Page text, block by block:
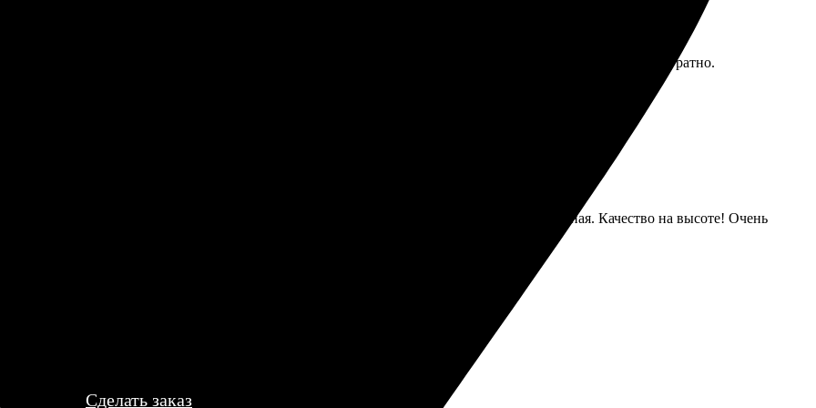
быстро и легко. Чёткие инструкции по оформлению, всё понятно. Доставка в срок, упаковано аккуратно.
для мыши. Процесс оформления прост и интуитивен. Пришло за 3 дня, упаковка отличная. Качество на высоте! Очень
Сделать заказ